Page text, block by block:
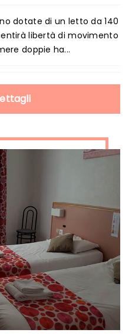
dotate di un letto da 140
libertà di movimento
doppie ha...